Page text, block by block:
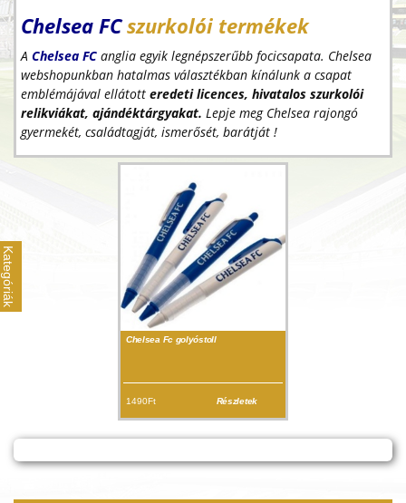
Kategóriák
Chelsea FCszurkolói termékek
A Chelsea FC anglia egyik legnépszerűbb focicsapata. Chelsea
webshopunkban hatalmas választékban kínálunk a csapat
emblémájával ellátott eredeti licences, hivatalos szurkolói
relikviákat, ajándéktárgyakat. Lepje meg Chelsea rajongó
gyermekét, családtagját, ismerősét, barátját !
Chelsea Fc golyóstoll
1490Ft Részletek